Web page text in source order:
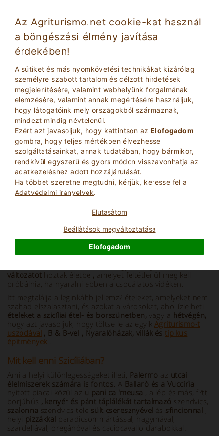
Az Agriturismo.net cookie-kat használ
a böngészési élmény javítása
érdekében!
A sütiket és más nyomkövetési technikákat kizárólag
személyre szabott tartalom és célzott hirdetések
megjelenítésére, valamint webhelyünk forgalmának
elemzésére, valamint annak megértésére használjuk,
hogy látogatóink mely országokból származnak,
mindezt mindig névtelenül.
Ezért azt javasoljuk, hogy kattintson az Elofogadom
gombra, hogy teljes mértékben élvezhesse
szolgáltatásainkat, annak tudatában, hogy bármikor,
rendkívül egyszerű és gyors módon visszavonhatja az
adatkezeléshez adott hozzájárulását.
Ha többet szeretne megtudni, kérjük, keresse fel a
Adatvédelmi irányelvek.
Elutasà­tom
Beállà­tások megváltoztatása
Elofogadom
Élelmiszer és bor ünnepek Szicíliában
2Felnottek
0Gyerekek KERESÉS
Info and Description
Azok a különböz? kultúrák, amelyekSzicíliábanaz
változatot hoztak életbe , amelyet feltétlenül meg kell
próbálnia, ha nyaralni ebben a csodálatos vidéken.
Itt megtalálja a leginkább jellemz? ételeket, amelyeket nem
szabad elszalasztani, és azokat a városokat, ahol ízlelheti
ételeket a szicíliai étel- és borszünetben, vagy a hétvégén,
hogy azt javasoljuk, hogy töltse le az egyik Agriturismo-t
uszodával, B & B-vel , Nyaralóházak, villák és tipikus
építmények.
Mit kell enni Szicíliában?
Ami a helyi különlegességeket illeti, Palermo az utcai
élelmiszerek számára is fontos. A Ballarò és a Vuccirìa
nyitott piacai közül az u pani ca 'meusa , a lép és más, f?tt
borjúhús , kenyér és pánt táplálékát tartalmazó szendvics,
szalonna szendvics tele sült cseresznyével és sfincionnal ,
helyi pizzákkal paradicsommártással, hagymával,
szardellával, oregánóval és caciocavallo darabokkal.